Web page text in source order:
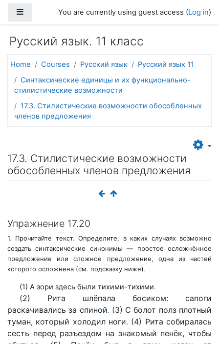
Side panelYou are currently using guest access (Log in)
Русский язык. 11 класс
Home Courses Русский язык
Русский язык 11
Синтаксические единицы и их функционально-
стилистические возможности
17.3. Стилистические возможности обособленных
членов предложения
17.3. Стилистические возможности
обособленных членов предложения
Упражнение 17.20
1. Прочитайте текст. Определите, в каких случаях возможно
создать синтаксические синонимы — простое осложнённое
предложение или сложное предложение, одна из частей
которого осложнена (см. подсказку ниже).
(1) А зори здесь были тихими-тихими.
(2) Рита шлёпала босиком: сапоги
раскачивались за спиной. (3) С болот полз плотный
туман, который холодил ноги. (4) Рита собиралась
сесть перед разъездом на знакомый пенёк, чтобы